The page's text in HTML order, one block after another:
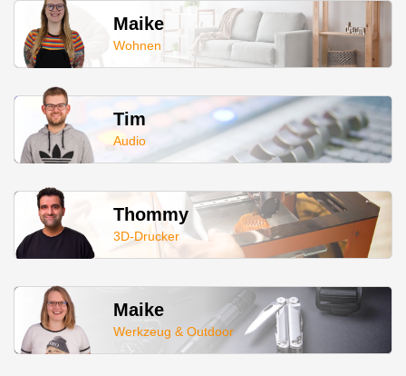
Maike
Wohnen
Tim
Audio
Thommy
3D-Drucker
Maike
Werkzeug & Outdoor